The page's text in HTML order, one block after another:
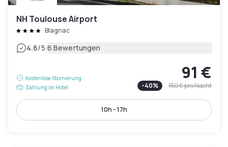
NH Toulouse Airport
Blagnac
4.6/5|6 Bewertungen
Kostenlose Stornierung
Zahlung im Hotel
91 €
-40% 150 €pro Nacht
10h - 17h